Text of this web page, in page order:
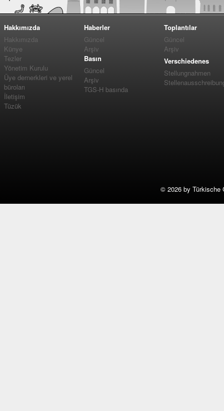
Hakkımızda
Hakkımızda
Künye
Tezler
Yönetim Kurulu
Üye dernerkleri ve yerel
büroları
İletişim
Tüzük
Haberler
Güncel
Arşiv
Basın
Güncel
Arşiv
TGS-H basında
Toplantılar
Güncel
Arşiv
Verschiedenes
Stellungnahmen
© 2026 by Türkische